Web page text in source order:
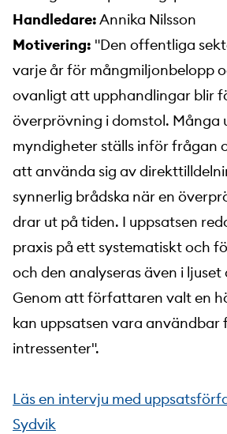
Handledare:Annika Nilsson
Motivering: "Den offentliga
varje år för mångmiljonbelopp
ovanligt att upphandlingar blir
överprövning i domstol. Många
myndigheter ställs inför frågan
att använda sig av
synnerlig brådska när en
drar ut på tiden. I uppsatsen
praxis på ett systematiskt och
och den analyseras även i
Genom att författaren valt en
kan uppsatsen vara användbar
intressenter".
Läs en intervju med
Sydvik